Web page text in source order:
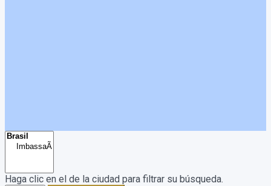
Haga clic en el de la ciudad para filtrar su búsqueda.